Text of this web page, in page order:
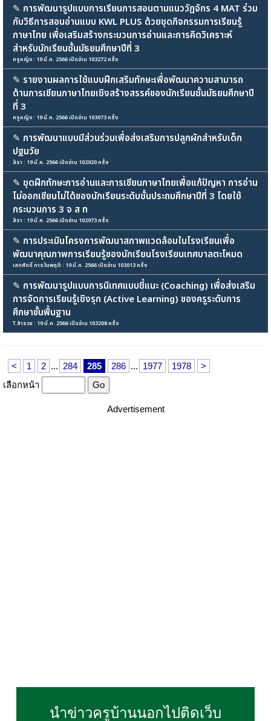
✎ การพัฒนารูปแบบการเรียนการสอนตามแนววัฏจักร 4 MAT ร่วม
กับวิธีการสอนอ่านแบบ KWL PLUS ด้วยชุดกิจกรรมการเรียนรู้
ภาษาไทย เพื่อเสริมสร้างกระบวนการอ่านและการคิดวิเคราะห์
สำหรับนักเรียนชั้นมัธยมศึกษาปีที่ 3
ครูหญิง : 19 มี.ค. 2566 เปิดอ่าน 103272 ครั้ง
✎ รายงานผลการใช้แบบฝึกเสริมทักษะเพื่อพัฒนาความสามารถ
ด้านการเขียนภาษาไทยเชิงสร้างสรรค์ของนักเรียนชั้นมัธยมศึกษาปี
ที่ 3
ครูหญิง : 19 มี.ค. 2566 เปิดอ่าน 103073 ครั้ง
✎ การพัฒนาแบบมีส่วนร่วมเพื่อส่งเสริมการปลูกผักสำหรับเด็ก
ปฐมวัย
สิรา : 19 มี.ค. 2566 เปิดอ่าน 102920 ครั้ง
✎ ชุดฝึกทักษะการอ่านและการเขียนภาษาไทยเพื่อแก้ปัญหา การอ่าน
ไม่ออกเขียนไม่ได้ของนักเรียนระดับชั้นประถมศึกษาปีที่ 3 โดยใช้
กระบวนการ 3 จ ส ท
สิรา : 19 มี.ค. 2566 เปิดอ่าน 102973 ครั้ง
✎ การประเมินโครงการพัฒนาสภาพแวดล้อมในโรงเรียนเพื่อ
พัฒนาคุณภาพการเรียนรู้ของนักเรียนโรงเรียนเทศบาลตะโหมด
เสกศักดิ์ การวินพฤติ : 19 มี.ค. 2566 เปิดอ่าน 103013 ครั้ง
✎ การพัฒนารูปแบบการนิเทศแบบชี้แนะ (Coaching) เพื่อส่งเสริม
การจัดการเรียนรู้เชิงรุก (Active Learning) ของครูระดับการ
ศึกษาขั้นพื้นฐาน
T.สำรวย : 19 มี.ค. 2566 เปิดอ่าน 103208 ครั้ง
< 1 2 ... 284 285 286 ... 1977 1978
>
เลือกหน้า
Advertisement
นำข่าวครูบ้านนอกไปติดเว็บ